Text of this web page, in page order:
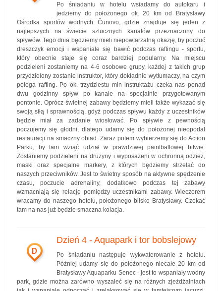
Po śniadaniu w hotelu wsiadamy do autokaru i
jedziemy do położonego ok. 20 km od Bratysławy
Ośrodka sportów wodnych Čunovo, gdzie znajduje się jeden z
najlepszych na świecie sztucznych kanałów przeznaczony do
spływów. Tego dnia będziemy mieli niepowtarzalną okazję, by poczuć
dreszczyk emocji i wspaniale się bawić podczas raftingu - sportu,
który obecnie staje się coraz bardziej popularny. Na miejscu
podzieleni zostaniemy na 4-6 osobowe grupy, każdej z takich grup
przydzielony zostanie instruktor, który dokładnie wytłumaczy, na czym
polega rafting. Po ok. trzydziestu min instruktażu czeka nas ponad
dwu godzinny spływ po kanale na specjalnie przygotowanym
pontonie. Oprócz świetnej zabawy będziemy mieli także wykazać się
swoją siłą i sprawnością, gdyż podczas spływu każdy z uczestników
będzie miał za zadanie wiosłować. Po spływie z pewnością
poczujemy się głodni, dlatego udamy się do położonej nieopodal
restauracji na smaczny obiad. Zaraz potem wybierzemy się do Action
Parku, by tam wziąć udział w prawdziwej paintballowej bitwie.
Zostaniemy podzieleni na drużyny i wyposażeni w ochronną odzież,
maski oraz specjalne markery, z których będziemy strzelać do
naszych przeciwników. Jest to świetny sposób na aktywne spędzenie
czasu, poczucie adrenaliny, dodatkowo podczas tej zabawy
wzmacniają się relację pomiędzy uczestnikami zabawy. Wieczorem
wracamy do naszego hotelu, położonego blisko Bratysławy. Czekać
tam na nas już będzie smaczna kolacja.
D
Dzień 4 - Aquapark i tor bobslejowy
Po śniadaniu następuje wykwaterowanie z hotelu.
Później udamy się do położonego niecałe 20 km od
Bratysławy Aquaparku Senec - jest to wspaniały wodny
park, gdzie można zarówno wyszaleć się na różnych zjeżdżalniach